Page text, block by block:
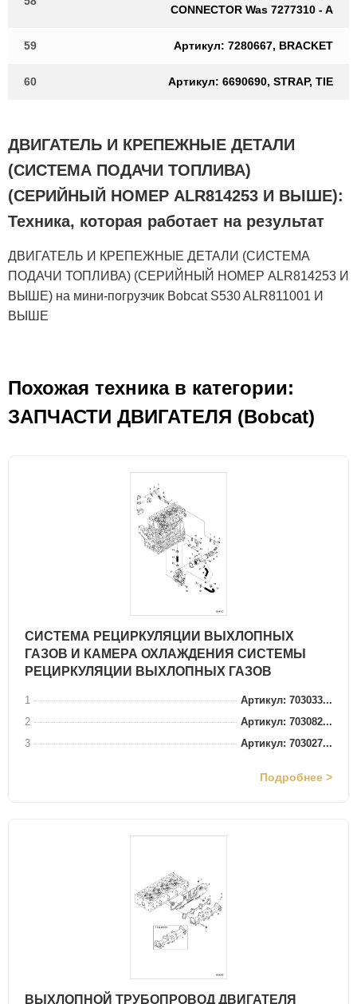
CONNECTOR Was 7277310 - A
59 Артикул: 7280667, BRACKET
60 Артикул: 6690690, STRAP, TIE
ДВИГАТЕЛЬ И КРЕПЕЖНЫЕ ДЕТАЛИ
(СИСТЕМА ПОДАЧИ ТОПЛИВА)
(СЕРИЙНЫЙ НОМЕР ALR814253 И ВЫШЕ):
Техника, которая работает на результат
ДВИГАТЕЛЬ И КРЕПЕЖНЫЕ ДЕТАЛИ (СИСТЕМА
ПОДАЧИ ТОПЛИВА) (СЕРИЙНЫЙ НОМЕР ALR814253 И
ВЫШЕ) на мини-погрузчик Bobcat S530 ALR811001 И
ВЫШЕ
Похожая техника в категории:
ЗАПЧАСТИ ДВИГАТЕЛЯ (Bobcat)
СИСТЕМА РЕЦИРКУЛЯЦИИ ВЫХЛОПНЫХ
ГАЗОВ И КАМЕРА ОХЛАЖДЕНИЯ СИСТЕМЫ
РЕЦИРКУЛЯЦИИ ВЫХЛОПНЫХ ГАЗОВ
1
Артикул: 703033...
2
Артикул: 703082...
3
Артикул: 703027...
Подробнее >
ВЫХЛОПНОЙ ТРУБОПРОВОД ДВИГАТЕЛЯ